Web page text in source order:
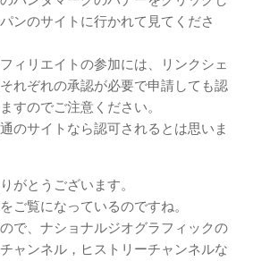
ンのサイトに行かれて見てくださ
ィリエイトの参加には、リンクシェ
れぞれの承認が必要で申請しても認
すのでご注意ください。
のサイトなら認可されるとは思いま
がとうございます。
ご覧になっているのですね。
で、ナショナルジオグラフィックの
ャンネル，ヒストリーチャンネルな